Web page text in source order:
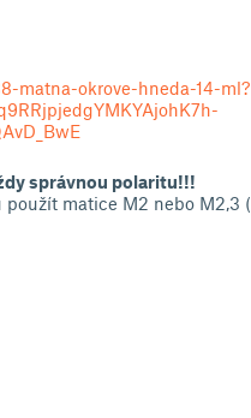
matna-okrove-hneda-14-ml?
správnou polaritu!!!
matice M2 nebo M2,3